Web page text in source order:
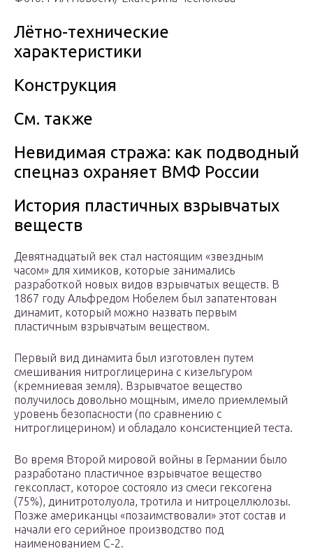
Лётно-технические
характеристики
Конструкция
См. также
Невидимая стража: как подводный
спецназ охраняет ВМФ России
История пластичных взрывчатых
веществ
Девятнадцатый век стал настоящим «звездным
часом» для химиков, которые занимались
разработкой новых видов взрывчатых веществ. В
1867 году Альфредом Нобелем был запатентован
динамит, который можно назвать первым
пластичным взрывчатым веществом.
Первый вид динамита был изготовлен путем
смешивания нитроглицерина с кизельгуром
(кремниевая земля). Взрывчатое вещество
получилось довольно мощным, имело приемлемый
уровень безопасности (по сравнению с
нитроглицерином) и обладало консистенцией теста.
Во время Второй мировой войны в Германии было
разработано пластичное взрывчатое вещество
гексопласт, которое состояло из смеси гексогена
(75%), динитротолуола, тротила и нитроцеллюлозы.
Позже американцы «позаимствовали» этот состав и
начали его серийное производство под
наименованием С-2.